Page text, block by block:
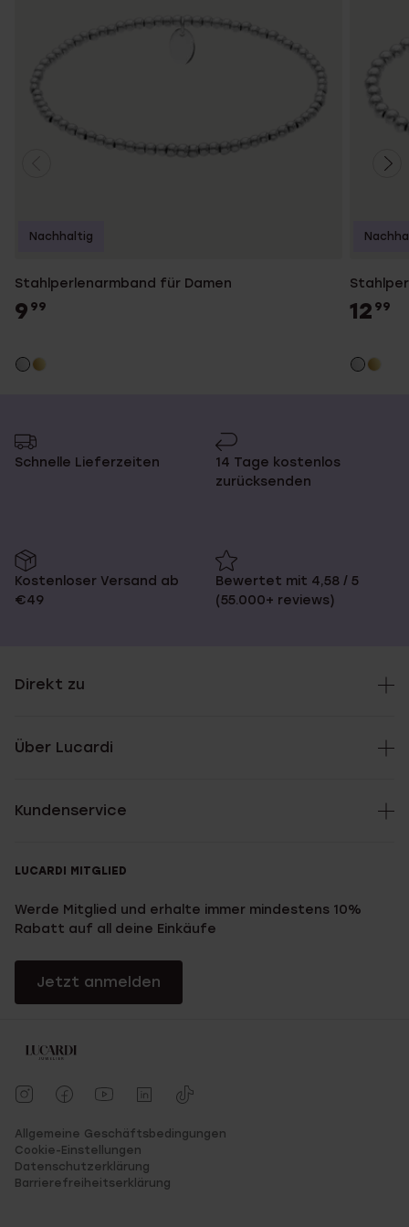
Stahlperlenarmband für Damen
9 99
Nachhaltig
12 99
Schnelle Lieferzeiten
14 Tage kostenlos
zurücksenden
Kostenloser Versand ab
€49
Bewertet mit 4,58 / 5
(55.000+ reviews)
Direkt zu
Über Lucardi
Kundenservice
LUCARDI MITGLIED
Werde Mitglied und erhalte immer mindestens 10%
Rabatt auf all deine Einkäufe
Jetzt anmelden
Allgemeine Geschäftsbedingungen
Cookie-Einstellungen
Datenschutzerklärung
Barrierefreiheitserklärung